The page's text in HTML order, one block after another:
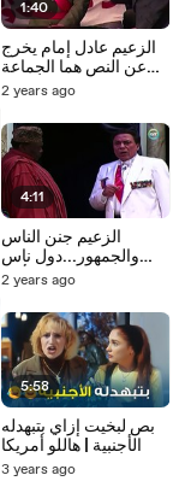
1:40
الزعيم عادل إمام يخرج
عن النص هما الجماعة
راحوا فين ؟؟ يا ماما !! |2 years ago
4:11
الزعيم جنن الناس
والجمهور...دول ناس
حلوة أوي
2 years ago
5:58
بص لبخيت إزاي بتبهدله
الأجنبية | هاللو أمريكا
3 years ago